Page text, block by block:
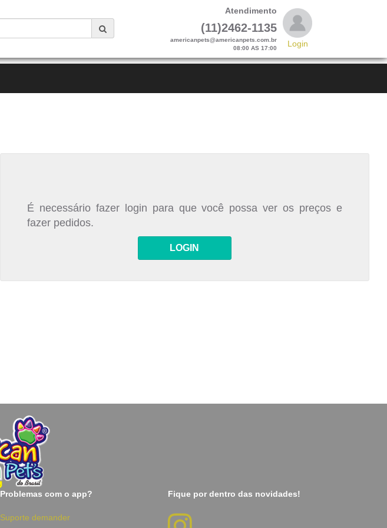
Atendimento
(11)2462-1135
americanpets@americanpets.com.br
08:00 AS 17:00
Login
É necessário fazer login para que você possa ver os preços e
fazer pedidos.
LOGIN
Problemas com o app?
Suporte demander
Fique por dentro das novidades!